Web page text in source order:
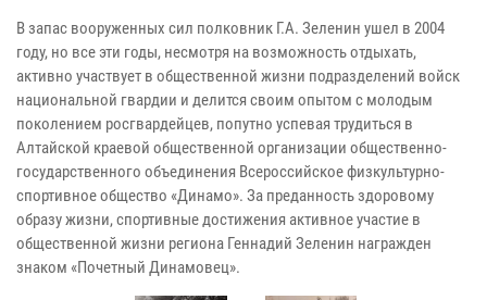
В запас вооруженных сил полковник Г.А. Зеленин ушел в 2004
году, но все эти годы, несмотря на возможность отдыхать,
активно участвует в общественной жизни подразделений войск
национальной гвардии и делится своим опытом с молодым
поколением росгвардейцев, попутно успевая трудиться в
Алтайской краевой общественной организации общественно-
государственного объединения Всероссийское физкультурно-
спортивное общество «Динамо». За преданность здоровому
образу жизни, спортивные достижения активное участие в
общественной жизни региона Геннадий Зеленин награжден
знаком «Почетный Динамовец».